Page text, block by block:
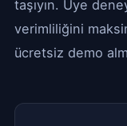
taşıyın. Üye
verimliliğini
ücretsiz demo